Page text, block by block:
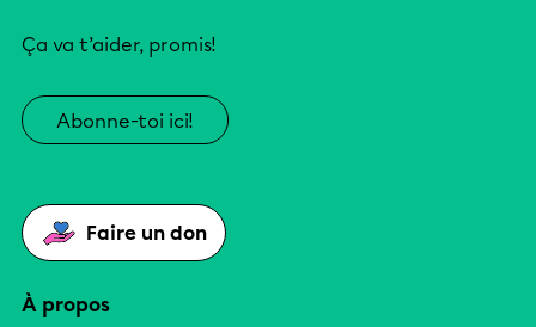
Ça va t’aider, promis!
Abonne-toi ici!
Faire un don
À propos